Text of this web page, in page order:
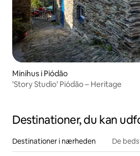
Minihus i Piódão
'Story Studio' Piódão – Heritage
Destinationer, du kan
Destinationer i nærheden De